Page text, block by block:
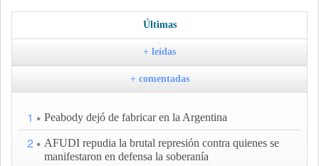
Últimas
+ leídas
+ comentadas
1 Peabody dejó de fabricar en la Argentina
2
AFUDI repudia la brutal represión contra quienes se
manifestaron en defensa la soberanía